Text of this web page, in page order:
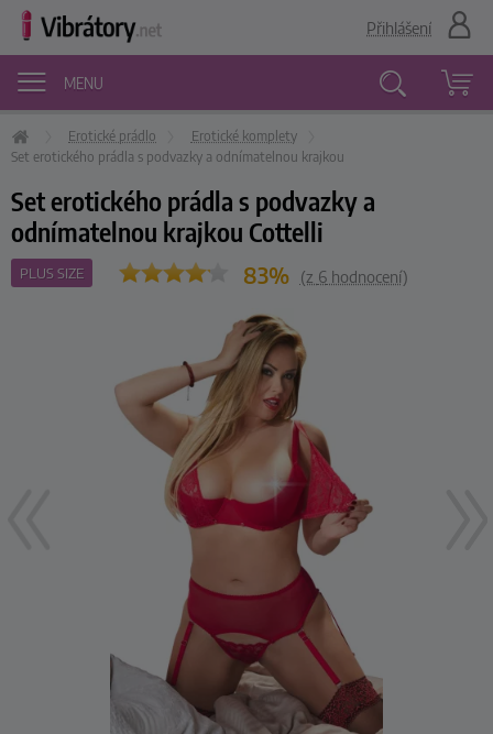
MENU
Přihlášení
Erotické prádlo
Erotické komplety
Set erotického prádla s podvazky a odnímatelnou krajkou
Set erotického prádla s podvazky a
odnímatelnou krajkou Cottelli
PLUS SIZE 83% (z 6hodnocení)